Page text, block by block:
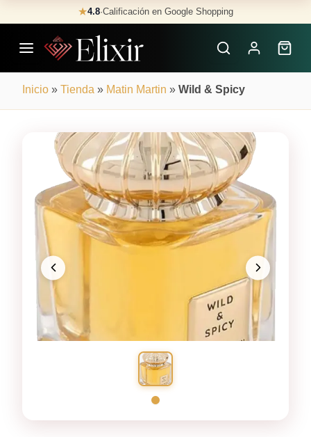
to
content
★4.8·Calificación en Google Shopping
Inicio » Tienda » Matin Martin » Wild & Spicy